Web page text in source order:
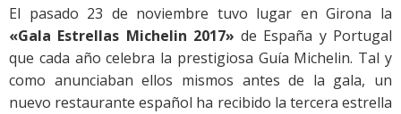
El pasado 23 de noviembre tuvo lugar en Girona la
«Gala Estrellas Michelin 2017» de España y Portugal
que cada año celebra la prestigiosa Guía Michelin. Tal y
como anunciaban ellos mismos antes de la gala, un
nuevo restaurante español ha recibido la tercera estrella